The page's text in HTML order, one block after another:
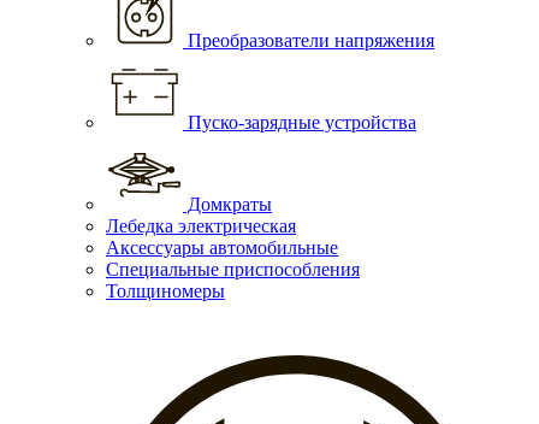
Преобразователи напряжения
Пуско-зарядные устройства
Домкраты
Лебедка электрическая
Аксессуары автомобильные
Специальные приспособления
Толщиномеры